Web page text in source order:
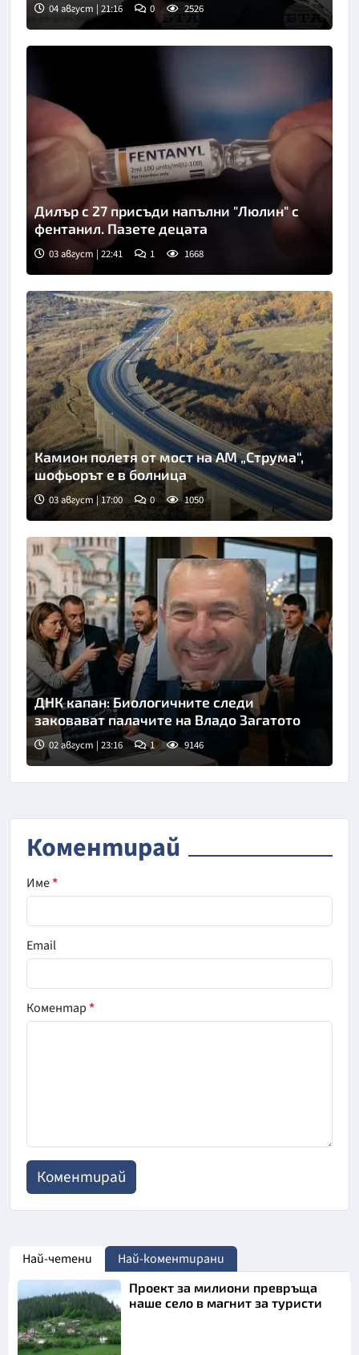
04 август | 21:16 0 2526
Дилър с 27 присъди напълни "Люлин" с
фентанил. Пазете децата
03 август | 22:41 1 1668
Камион полетя от мост на АМ „Струма“,
шофьорът е в болница
03 август | 17:00 0 1050
ДНК капан: Биологичните следи
заковават палачите на Владо Загатото
02 август | 23:16 1 9146
Коментирай
Име*
Email
Коментар*
Най-четени Най-коментирани
Проект за милиони превръща
наше село в магнит за туристи